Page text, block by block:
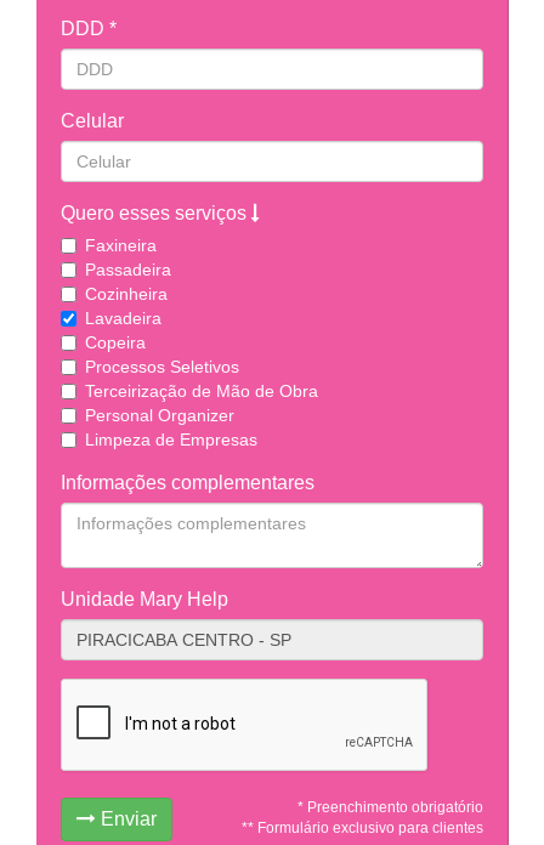
DDD *
Celular
Quero esses serviços
Faxineira
Passadeira
Cozinheira
Lavadeira
Copeira
Processos Seletivos
Terceirização de Mão de Obra
Personal Organizer
Limpeza de Empresas
Informações complementares
Unidade Mary Help
Enviar
* Preenchimento obrigatório
** Formulário exclusivo para clientes